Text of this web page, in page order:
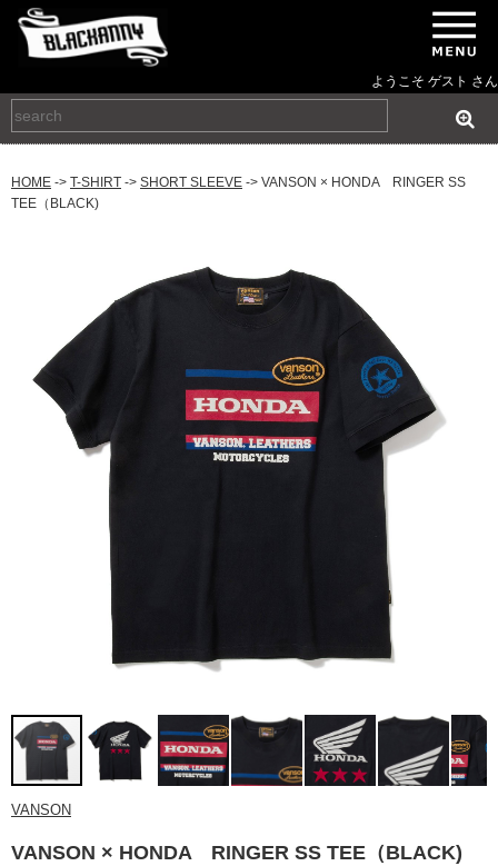
ようこそ ゲスト さん
HOME -> T-SHIRT -> SHORT SLEEVE -> VANSON × HONDA RINGER SS
TEE（BLACK)
VANSON
VANSON × HONDA RINGER SS TEE（BLACK)